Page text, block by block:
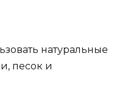
натуральные
песок и